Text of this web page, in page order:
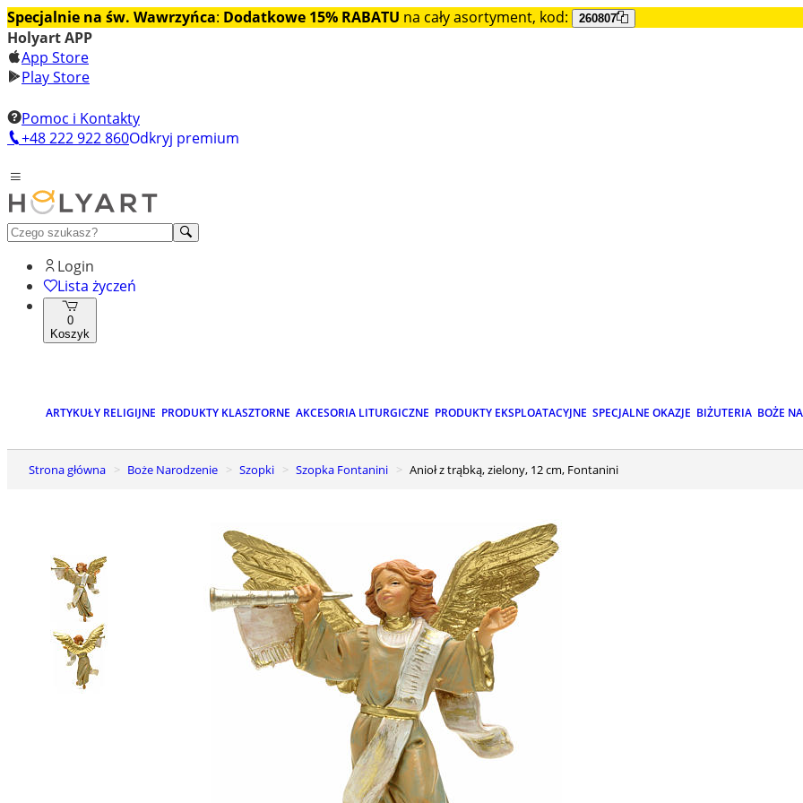
Specjalnie na św. Wawrzyńca: Dodatkowe 15% RABATU na cały asortyment, kod: 260807
Holyart APP
App Store
Play Store
Pomoc i Kontakty
+48 222 922 860Odkryj premium
Login
Lista życzeń
0
Koszyk
ARTYKUŁY RELIGIJNE PRODUKTY KLASZTORNE AKCESORIA LITURGICZNE PRODUKTY EKSPLOATACYJNE SPECJALNE OKAZJE BIŻUTERIA BOŻE
Strona główna Boże Narodzenie Szopki Szopka Fontanini Anioł z trąbką, zielony, 12 cm, Fontanini